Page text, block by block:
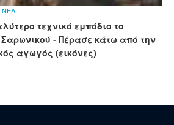
ΝΕΑ
τεχνικό εμπόδιο το
Σαρωνικού - Πέρασε κάτω από την
αγωγός (εικόνες)